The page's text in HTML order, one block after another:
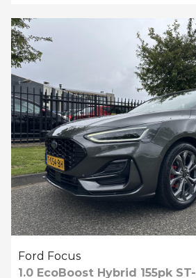
Ford Focus
1.0 EcoBoost Hybrid 155pk ST-